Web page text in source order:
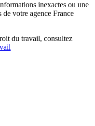
inexactes ou une
de votre agence France
du travail, consultez